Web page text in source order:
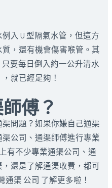
入 U 型隔氣水管，但這方
，還有機會傷害喉管。其
要每日倒入約一公升清水
就已經足夠！
傅？
問題？如果你嫌自己通渠
公司、通渠師傅進行專業
有不少專業通渠公司、通
還是了解通渠收費，都可
渠 公司 了解更多啦！